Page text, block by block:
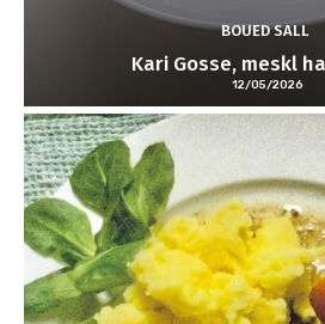
BOUED SALL
Kari Gosse, meskl
12/05/2026